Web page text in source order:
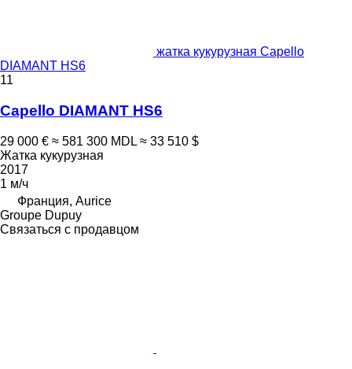
жатка кукурузная Capello
DIAMANT HS6
11
Capello DIAMANT HS6
29 000 € ≈ 581 300 MDL ≈ 33 510 $
Жатка кукурузная
2017
1 м/ч
Франция, Aurice
Groupe Dupuy
Связаться с продавцом